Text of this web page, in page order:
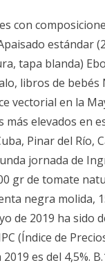
con
estándar
tapa blanda)
libros de
vectorial en la
más elevados en
Pinar del Río,
jornada de
gr de tomate
negra molida,
de 2019 ha sido
(Índice de
es del 4,5%.